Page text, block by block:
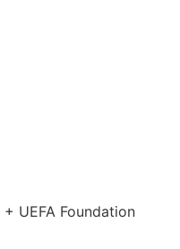
UEFA Foundation